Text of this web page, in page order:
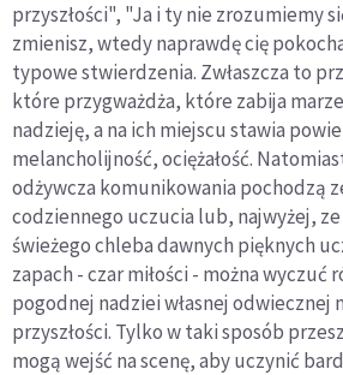
przyszłości", "Ja i ty nie zrozumiemy
zmienisz, wtedy naprawdę cię
typowe stwierdzenia. Zwłaszcza to
które przygważdża, które zabija
nadzieję, a na ich miejscu stawia
melancholijność, ociężałość.
odżywcza komunikowania pochodzą
codziennego uczucia lub, najwyżej,
świeżego chleba dawnych pięknych
zapach - czar miłości - można wyczuć
pogodnej nadziei własnej odwiecznej
przyszłości. Tylko w taki sposób
mogą wejść na scenę, aby uczynić